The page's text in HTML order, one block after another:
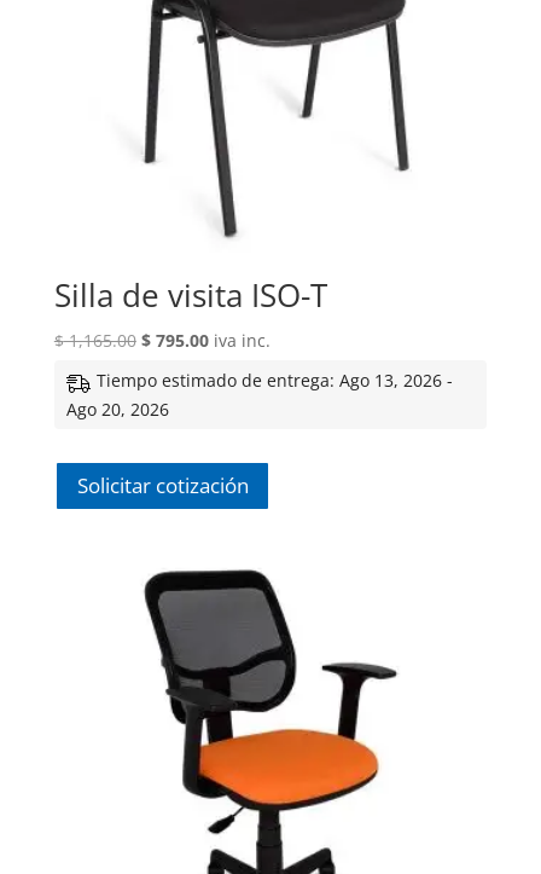
Silla de visita ISO-T
$1,165.00 El
original
era:
$795.00Eliva inc.
Tiempo estimado de entrega: Ago 13, 2026 -
Ago 20, 2026
Solicitar cotización